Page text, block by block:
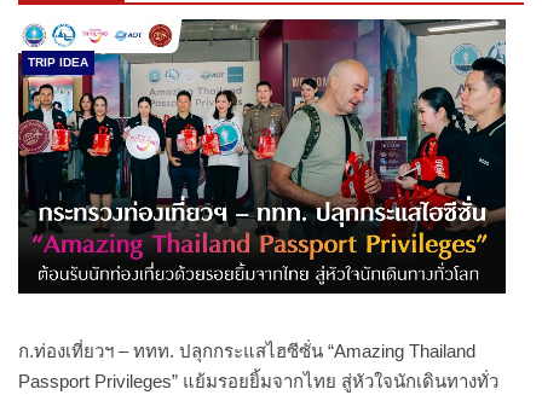
TRIP IDEA
ก.ท่องเที่ยวฯ – ททท. ปลุกกระแสไฮซีซั่น “Amazing Thailand
Passport Privileges” แย้มรอยยิ้มจากไทย สู่หัวใจนักเดินทางทั่ว